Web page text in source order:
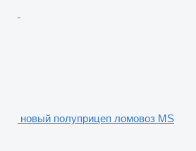
новый полуприцеп ломовоз MS